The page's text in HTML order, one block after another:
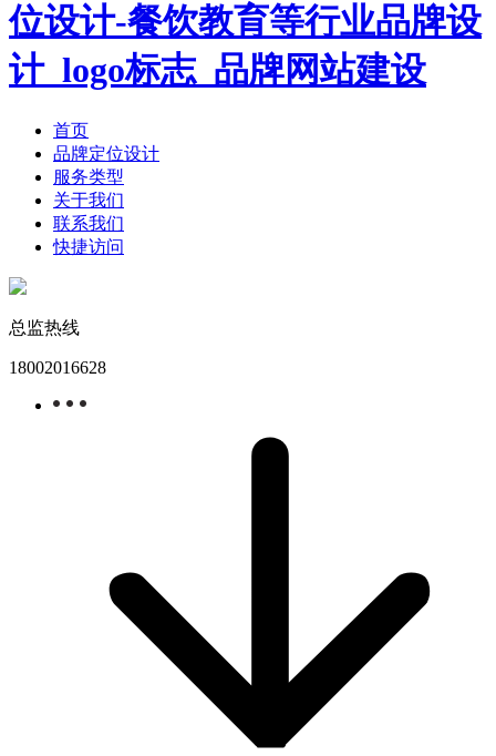
位设计-餐饮教育等行业品牌设
计_logo标志_品牌网站建设
首页
品牌定位设计
服务类型
关于我们
联系我们
快捷访问
总监热线
18002016628